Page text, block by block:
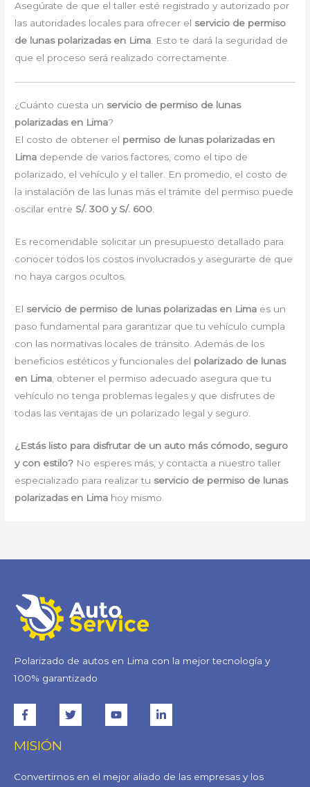
Asegúrate de que el taller esté registrado y autorizado por
las autoridades locales para ofrecer el servicio de permiso
de lunas polarizadas en Lima . Esto te dará la seguridad de
que el proceso será realizado correctamente.
¿Cuánto cuesta un servicio de permiso de lunas
polarizadas en Lima?
El costo de obtener el permiso de lunas polarizadas en
Lima depende de varios factores, como el tipo de
polarizado, el vehículo y el taller. En promedio, el costo de
la instalación de las lunas más el trámite del permiso puede
oscilar entre S/. 300 y S/. 600.
Es recomendable solicitar un presupuesto detallado para
conocer todos los costos involucrados y asegurarte de que
no haya cargos ocultos.
El servicio de permiso de lunas polarizadas en Lima es un
paso fundamental para garantizar que tu vehículo cumpla
con las normativas locales de tránsito. Además de los
beneficios estéticos y funcionales del polarizado de lunas
en Lima , obtener el permiso adecuado asegura que tu
vehículo no tenga problemas legales y que disfrutes de
todas las ventajas de un polarizado legal y seguro.
¿Estás listo para disfrutar de un auto más cómodo, seguro
y con estilo? No esperes más, y contacta a nuestro taller
especializado para realizar tu servicio de permiso de lunas
polarizadas en Lima hoy mismo.
Polarizado de autos en Lima con la mejor tecnología y
100% garantizado
MISIÓN
Convertirnos en el mejor aliado de las empresas y los